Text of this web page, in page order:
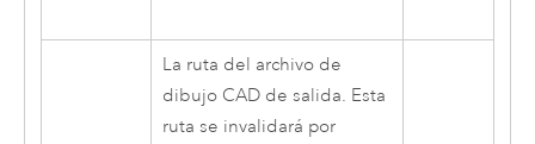
La ruta del archivo de
dibujo CAD de salida. Esta
ruta se invalidará por